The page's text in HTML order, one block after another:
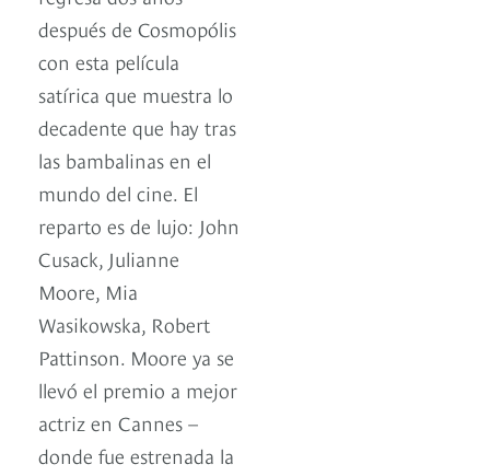
después de Cosmopólis
con esta película
satírica que muestra lo
decadente que hay tras
las bambalinas en el
mundo del cine. El
reparto es de lujo: John
Cusack, Julianne
Moore, Mia
Wasikowska, Robert
Pattinson. Moore ya se
llevó el premio a mejor
actriz en Cannes –
donde fue estrenada la